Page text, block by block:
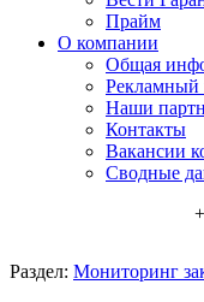
Прайм
О компании
Общая
Рекламный
Наши
Контакты
Вакансии
Сводные
Раздел: Мониторинг